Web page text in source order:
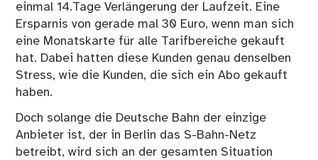
einmal 14.Tage Verlängerung der Laufzeit. Eine
Ersparnis von gerade mal 30 Euro, wenn man sich
eine Monatskarte für alle Tarifbereiche gekauft
hat. Dabei hatten diese Kunden genau denselben
Stress, wie die Kunden, die sich ein Abo gekauft
haben.
Doch solange die Deutsche Bahn der einzige
Anbieter ist, der in Berlin das S-Bahn-Netz
betreibt, wird sich an der gesamten Situation